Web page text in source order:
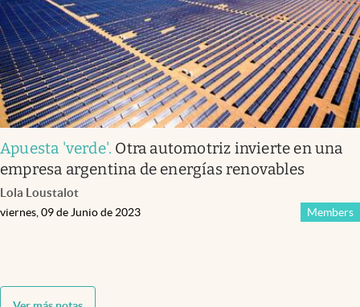
Apuesta 'verde'. Otra automotriz invierte en una
empresa argentina de energías renovables
Lola Loustalot
Members
viernes, 09 de Junio de 2023